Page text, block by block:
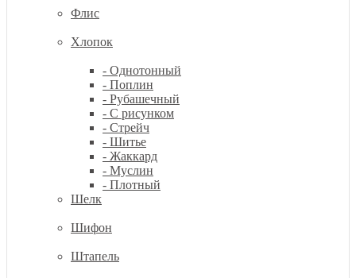
Флис
Хлопок
- Однотонный
- Поплин
- Рубашечный
- С рисунком
- Стрейч
- Шитье
- Жаккард
- Муслин
- Плотный
Шелк
Шифон
Штапель